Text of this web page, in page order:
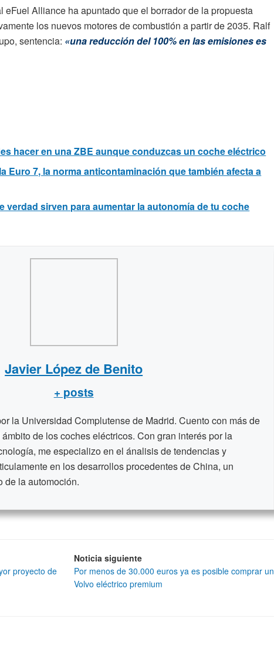
eFuel Alliance ha apuntado que el borrador de la propuesta
los nuevos motores de combustión a partir de 2035. Ralf
sentencia: «una reducción del 100% en las emisiones es
hacer en una ZBE aunque conduzcas un coche eléctrico
Euro 7, la norma anticontaminación que también afecta a
verdad sirven para aumentar la autonomía de tu coche
Javier López de Benito
+ posts
la Universidad Complutense de Madrid. Cuento con más de
de los coches eléctricos. Con gran interés por la
me especializo en el ánalisis de tendencias y
en los desarrollos procedentes de China, un
de la automoción.
proyecto de
Noticia siguiente
Por menos de 30.000 euros ya es posible comprar un
Volvo eléctrico premium